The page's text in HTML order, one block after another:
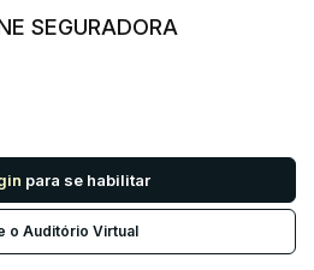
SEGURADORA
para se habilitar
o Auditório Virtual